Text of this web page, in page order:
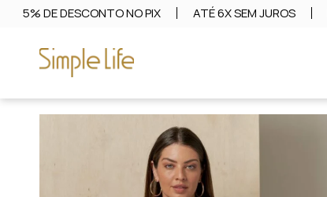
5% DE DESCONTO NO PIX ATÉ 6X SEM JUROS